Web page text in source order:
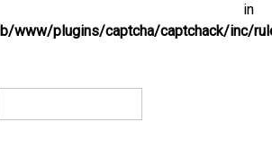
in
www/plugins/captcha/captchack/inc/